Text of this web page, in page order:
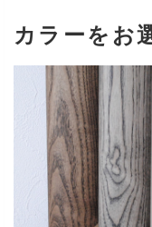
カラーをお